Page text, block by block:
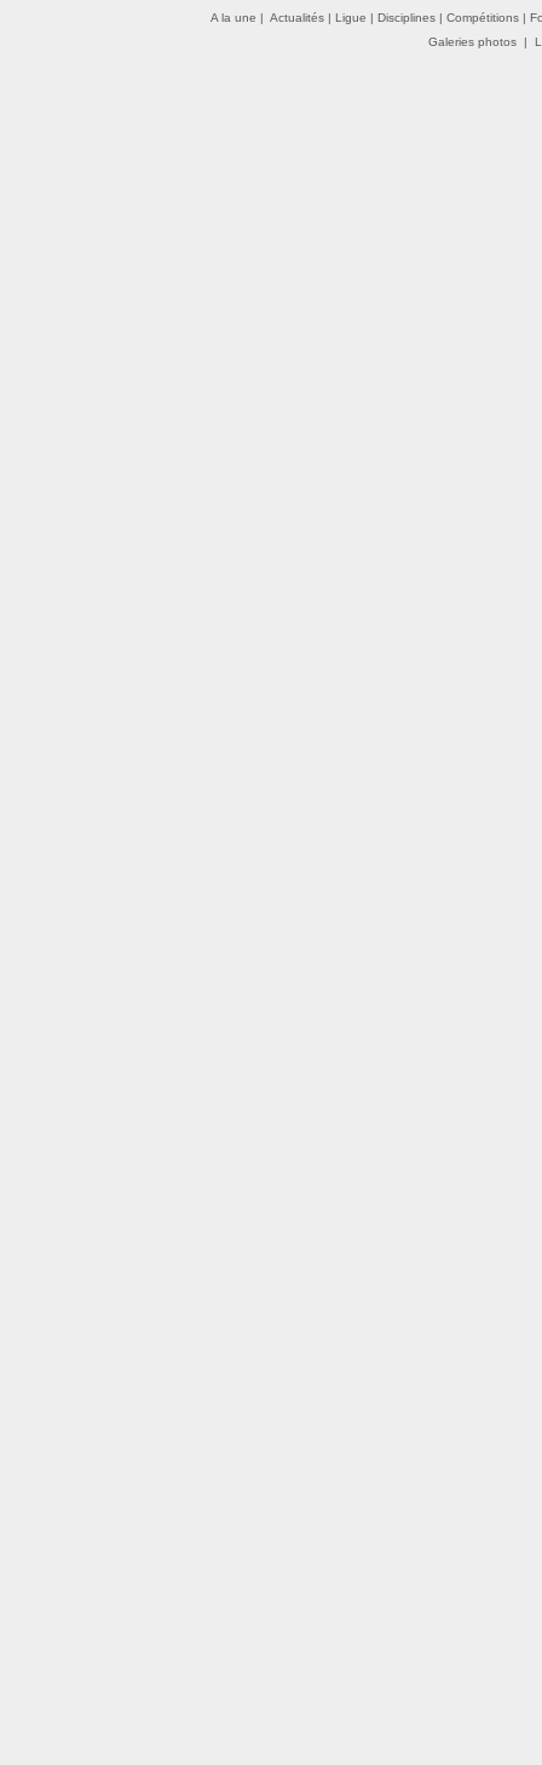
A la une | Actualités | Ligue | Disciplines | Compétitions |
Galeries photos|